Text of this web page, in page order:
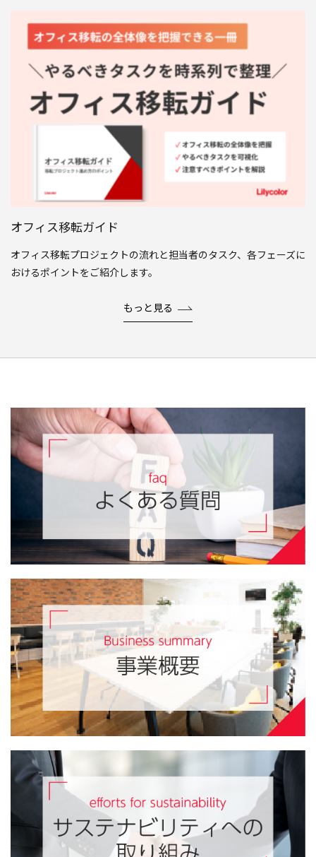
オフィス移転ガイド
オフィス移転プロジェクトの流れと担当者のタスク、各フェーズに
おけるポイントをご紹介します。
もっと見る